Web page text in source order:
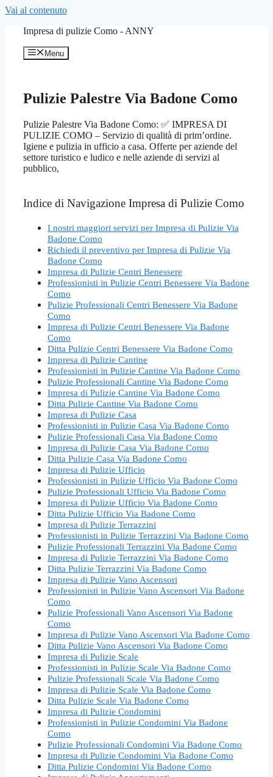
Vai al contenuto
Impresa di pulizie Como - ANNY
Menu
Pulizie Palestre Via Badone Como
Pulizie Palestre Via Badone Como: ✅ IMPRESA DI
PULIZIE COMO – Servizio di qualità di prim’ordine.
Igiene e pulizia in ufficio a casa. Offerte per aziende del
settore turistico e ludico e nelle aziende di servizi al
pubblico,
Indice di Navigazione Impresa di Pulizie Como
I nostri maggiori servizi per Impresa di Pulizie Via
Badone Como
Richiedi il preventivo per Impresa di Pulizie Via
Badone Como
Impresa di Pulizie Centri Benessere
Professionisti in Pulizie Centri Benessere Via Badone
Como
Pulizie Professionali Centri Benessere Via Badone
Como
Impresa di Pulizie Centri Benessere Via Badone
Como
Ditta Pulizie Centri Benessere Via Badone Como
Impresa di Pulizie Cantine
Professionisti in Pulizie Cantine Via Badone Como
Pulizie Professionali Cantine Via Badone Como
Impresa di Pulizie Cantine Via Badone Como
Ditta Pulizie Cantine Via Badone Como
Impresa di Pulizie Casa
Professionisti in Pulizie Casa Via Badone Como
Pulizie Professionali Casa Via Badone Como
Impresa di Pulizie Casa Via Badone Como
Ditta Pulizie Casa Via Badone Como
Impresa di Pulizie Ufficio
Professionisti in Pulizie Ufficio Via Badone Como
Pulizie Professionali Ufficio Via Badone Como
Impresa di Pulizie Ufficio Via Badone Como
Ditta Pulizie Ufficio Via Badone Como
Impresa di Pulizie Terrazzini
Professionisti in Pulizie Terrazzini Via Badone Como
Pulizie Professionali Terrazzini Via Badone Como
Impresa di Pulizie Terrazzini Via Badone Como
Ditta Pulizie Terrazzini Via Badone Como
Impresa di Pulizie Vano Ascensori
Professionisti in Pulizie Vano Ascensori Via Badone
Como
Pulizie Professionali Vano Ascensori Via Badone
Como
Impresa di Pulizie Vano Ascensori Via Badone Como
Ditta Pulizie Vano Ascensori Via Badone Como
Impresa di Pulizie Scale
Professionisti in Pulizie Scale Via Badone Como
Pulizie Professionali Scale Via Badone Como
Impresa di Pulizie Scale Via Badone Como
Ditta Pulizie Scale Via Badone Como
Impresa di Pulizie Condomini
Professionisti in Pulizie Condomini Via Badone
Como
Pulizie Professionali Condomini Via Badone Como
Impresa di Pulizie Condomini Via Badone Como
Ditta Pulizie Condomini Via Badone Como